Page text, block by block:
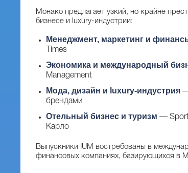
Монако предлагает узкий, но крайне
бизнесе и luxury-индустрии:
Менеджмент, маркетинг и
Times
Экономика и международный
Management
Мода, дизайн и luxury-индустрия —
брендами
Отельный бизнес и туризм — Sport
Карло
Выпускники IUM востребованы в
финансовых компаниях, базирующихся в